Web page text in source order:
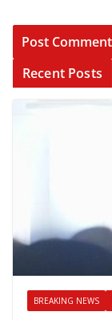
Recent Posts
BREAKING NEWS